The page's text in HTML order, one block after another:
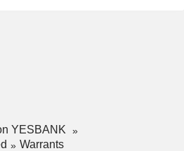
YESBANK
Warrants